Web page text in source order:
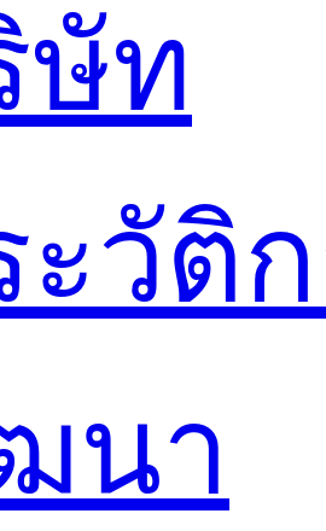
ษัท
ะวัติ
นา